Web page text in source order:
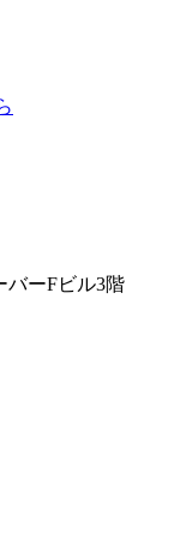
バーFビル3階